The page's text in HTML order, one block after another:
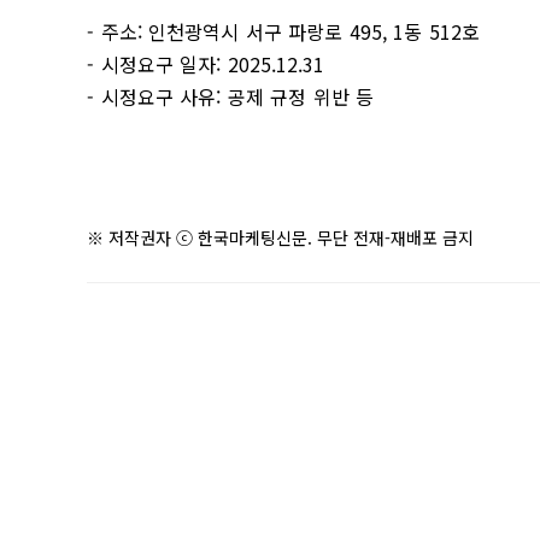
- 주소: 인천광역시 서구 파랑로 495, 1동 512호
- 시정요구 일자: 2025.12.31
- 시정요구 사유: 공제 규정 위반 등
※ 저작권자 ⓒ 한국마케팅신문. 무단 전재-재배포 금지